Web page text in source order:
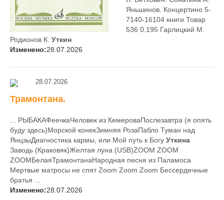
Яньшинов. Концертино 5-
7140-16104 книги Товар
536 0.195 Гарлицкий М.
Родионов К. Уткин
Изменено:28.07.2026
28.07.2026
Трамонтана.
... РЫБАКАФеечкаЧеловек из КемероваПослезавтра (я опять
буду здесь)Морской конекЗимняя РозаПабло Туман над
ЯнцзыДиагностика кармы, или Мой путь к Богу Уткина
Заводь (Краковяк)Желтая луна (USB)ZOOM ZOOM
ZOOMБелаяТрамонтанаНародная песня из Паламоса
Мертвые матросы не спят Zoom Zoom Zoom Бессердечные
братья ...
Изменено:28.07.2026